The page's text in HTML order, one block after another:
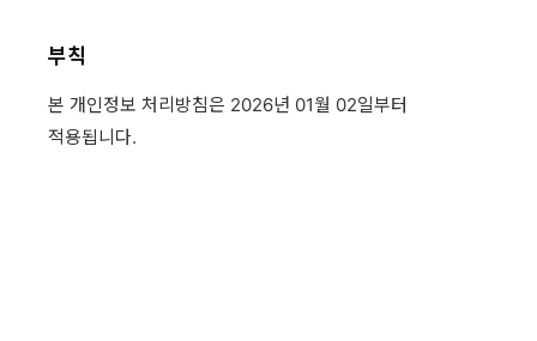
부칙
본 개인정보 처리방침은 2026년 01월 02일부터
적용됩니다.